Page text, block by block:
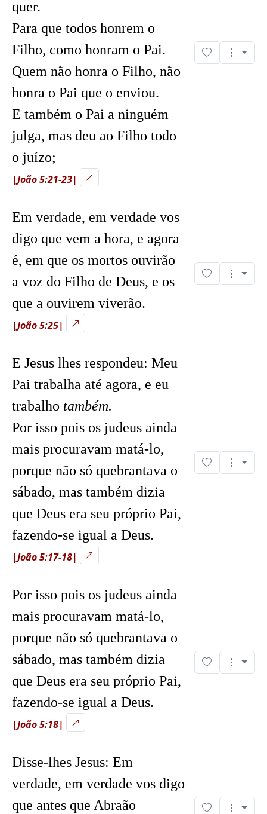
quer.
Para que todos honrem o
Filho, como honram o Pai.
Quem não honra o Filho, não
honra o Pai que o enviou.
E também o Pai a ninguém
julga, mas deu ao Filho todo
o juízo;
|João 5:21-23|
Em verdade, em verdade vos
digo que vem a hora, e agora
é, em que os mortos ouvirão
a voz do Filho de Deus, e os
que a ouvirem viverão.
|João 5:25|
E Jesus lhes respondeu: Meu
Pai trabalha até agora, e eu
trabalho também.
Por isso pois os judeus ainda
mais procuravam matá-lo,
porque não só quebrantava o
sábado, mas também dizia
que Deus era seu próprio Pai,
fazendo-se igual a Deus.
|João 5:17-18|
Por isso pois os judeus ainda
mais procuravam matá-lo,
porque não só quebrantava o
sábado, mas também dizia
que Deus era seu próprio Pai,
fazendo-se igual a Deus.
|João 5:18|
Disse-lhes Jesus: Em
verdade, em verdade vos digo
que antes que Abraão